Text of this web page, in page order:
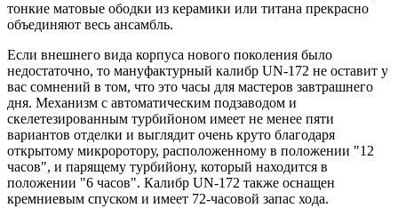
тонкие матовые ободки из керамики или титана прекрасно
объединяют весь ансамбль.
Если внешнего вида корпуса нового поколения было
недостаточно, то мануфактурный калибр UN-172 не оставит у
вас сомнений в том, что это часы для мастеров завтрашнего
дня. Механизм с автоматическим подзаводом и
скелетезированным турбийоном имеет не менее пяти
вариантов отделки и выглядит очень круто благодаря
открытому микроротору, расположенному в положении "12
часов", и парящему турбийону, который находится в
положении "6 часов". Калибр UN-172 также оснащен
кремниевым спуском и имеет 72-часовой запас хода.